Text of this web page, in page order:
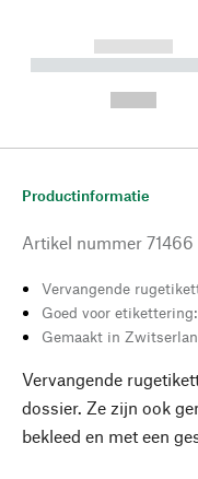
------------
----------- -----------
Productinformatie
Artikel nummer 71466
Vervangende
Goed voor
Gemaakt in
Vervangende
dossier. Ze zijn ook
bekleed en met een